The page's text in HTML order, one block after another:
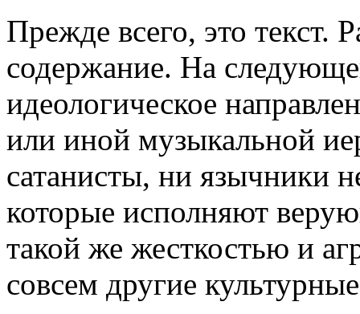
Прежде всего, это текст.
содержание. На
идеологическое
или иной музыкальной
сатанисты, ни язычники
которые исполняют
такой же жесткостью и
совсем другие